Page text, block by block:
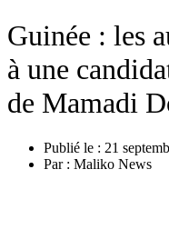
Guinée : les
à une
de Mamadi
Publié le : 21
Par : Maliko News